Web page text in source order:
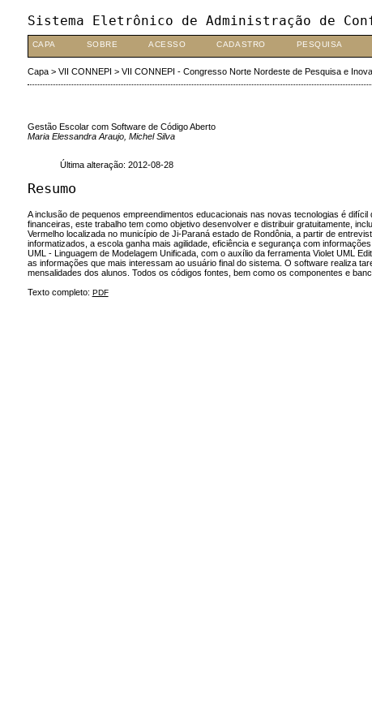
Sistema Eletrônico de Administração de
CAPA SOBRE ACESSO CADASTRO PESQUISA
Capa> VII CONNEPI > VII CONNEPI - Congresso Norte Nordeste de Pesquisa e
Gestão Escolar com Software de Código Aberto
Maria Elessandra Araujo, Michel Silva
Última alteração: 2012-08-28
Resumo
A inclusão de pequenos empreendimentos educacionais nas novas tecnologias é
financeiras, este trabalho tem como objetivo desenvolver e distribuir gratuitamente,
Vermelho localizada no município de Ji-Paraná estado de Rondônia, a partir de
informatizados, a escola ganha mais agilidade, eficiência e segurança com
UML - Linguagem de Modelagem Unificada, com o auxílio da ferramenta Violet UML
as informações que mais interessam ao usuário final do sistema. O software realiza
mensalidades dos alunos. Todos os códigos fontes, bem como os componentes e
Texto completo: PDF